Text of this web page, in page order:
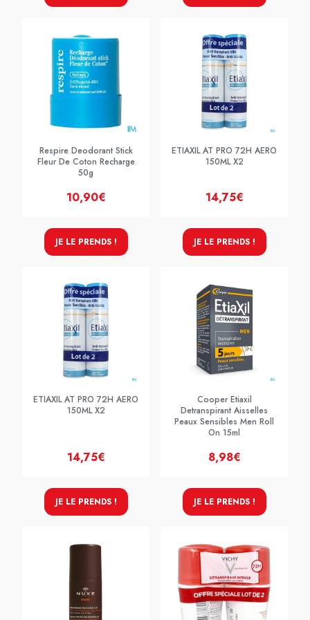
Respire Deodorant Stick
Fleur De Coton Recharge
50g
10,90€
JE LE PRENDS !
ETIAXIL AT PRO 72H AERO
150ML X2
14,75€
JE LE PRENDS !
ETIAXIL AT PRO 72H AERO
150ML X2
14,75€
JE LE PRENDS !
Cooper Etiaxil
Detranspirant Aisselles
Peaux Sensibles Men Roll
On 15ml
8,98€
JE LE PRENDS !